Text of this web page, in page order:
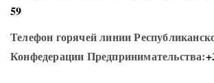
59
Телефон горячей линии
Конфедерации Предпринимательства: